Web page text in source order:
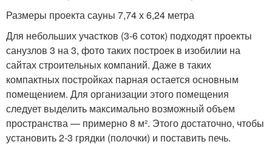
Размеры проекта сауны 7,74 х 6,24 метра
Для небольших участков (3-6 соток) подходят проекты
санузлов 3 на 3, фото таких построек в изобилии на
сайтах строительных компаний. Даже в таких
компактных постройках парная остается основным
помещением. Для организации этого помещения
следует выделить максимально возможный объем
пространства — примерно 8 м². Этого достаточно, чтобы
установить 2-3 грядки (полочки) и поставить печь.